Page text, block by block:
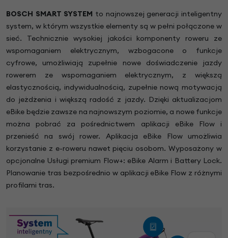
BOSCH SMART SYSTEM to najnowszej generacji inteligentny
system, w którym wszystkie elementy są w pełni połączone w
sieć. Technicznie wysokiej jakości komponenty roweru ze
wspomaganiem elektrycznym, wzbogacone o funkcje
cyfrowe, umożliwiają zupełnie nowe doświadczenie jazdy
rowerem ze wspomaganiem elektrycznym, z większą
elastycznością, indywidualnością, zupełnie nową motywacją
do jeżdżenia i większą radość z jazdy. Dzięki aktualizacjom
eBike będzie zawsze na najnowszym poziomie, a nowe funkcje
można pobrać za pośrednictwem aplikacji eBike Flow i
przenieść na swój rower. Aplikacja eBike Flow umożliwia
korzystanie z e-roweru nawet pięciu osobom. Wyposażony w
opcjonalne Usługi premium Flow+: eBike Alarm i Battery Lock.
Planowanie tras bezpośrednio w aplikacji eBike Flow z różnymi
profilami tras.